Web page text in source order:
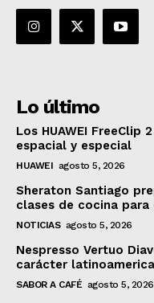
Lo último
Los HUAWEI FreeClip
espacial y especial
HUAWEI agosto 5, 2026
Sheraton Santiago
clases de cocina
NOTICIAS agosto 5, 2026
Nespresso Vertuo
carácter
SABOR A CAFÉ agosto 5, 2026